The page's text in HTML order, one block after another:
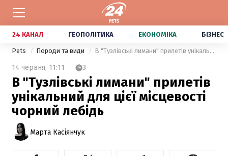
24 КАНАЛ ГЕОПОЛІТИКА ЕКОНОМІКА БІЗНЕС
Pets Породи та види В "Тузлівські лимани" прилетів унікальний для цієї місцевості чорний лебідь
14 червня, 11:11 3
В "Тузлівські лимани" прилетів
унікальний для цієї місцевості
чорний лебідь
Марта Касіянчук